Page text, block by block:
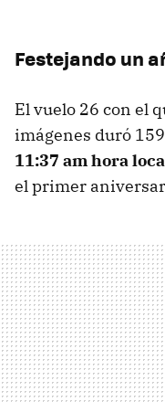
Festejando un
El vuelo 26 con el
imágenes duró
11:37 am hora
el primer